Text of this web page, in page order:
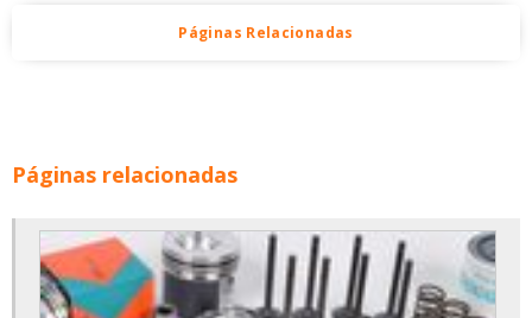
Páginas Relacionadas
Páginas relacionadas